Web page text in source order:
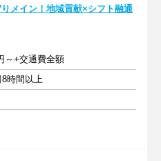
りメイン！地域貢献×シフト融通
～+交通費全額
時間以上